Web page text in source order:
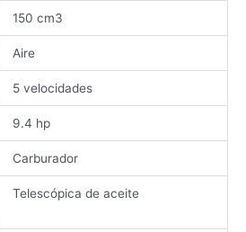
150 cm3
Aire
5 velocidades
9.4 hp
Carburador
Telescópica de aceite